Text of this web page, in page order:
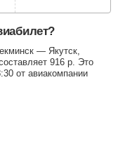
— Якутск,
916 р . Это
от авиакомпании